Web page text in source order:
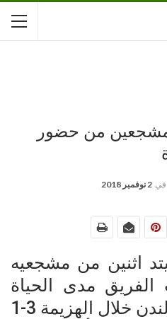
مشجعين من حضور
في 2 نوفمبر 2018
اثنين من مشجعيه
مدى الحياة
بعدما اقتحما ملعب لندن خلال الهزيمة 3-1